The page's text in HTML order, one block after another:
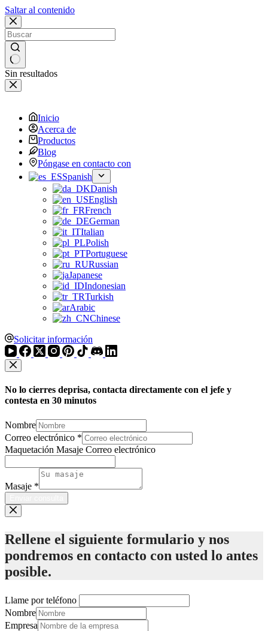
Saltar al contenido
Sin resultados
Inicio
Acerca de
Productos
Blog
Póngase en contacto con
Spanish
Danish
English
French
German
Italian
Polish
Portuguese
Russian
Japanese
Indonesian
Turkish
Arabic
Chinese
Solicitar información
No lo cierres deprisa, contacta directamente con el jefe y
contesta en 30 minutos
Nombre
Correo electrónico *
Maquetación Masaje Correo electrónico
Masaje *
Rellene el siguiente formulario y nos
pondremos en contacto con usted lo antes
posible.
Llame por teléfono
Nombre
Empresa